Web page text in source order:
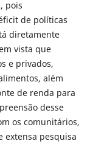
pois
de políticas
diretamente
vista que
e privados,
além
de renda para
desse
os comunitários,
extensa pesquisa